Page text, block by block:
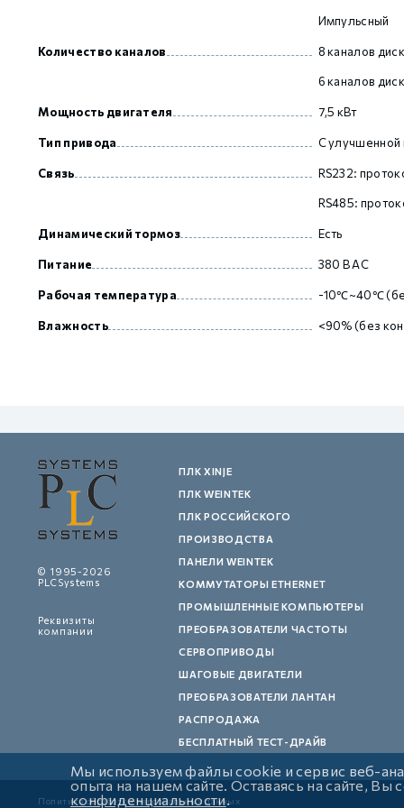
Импульсный
Количество каналов 8 каналов
6 каналов
Мощность двигателя 7,5 кВт
Тип привода С улучшенной
Связь RS232:
RS485:
Динамический тормоз Есть
Питание 380 В AC
Рабочая температура -10℃~40℃
Влажность <90% (без
© 1995-2026
PLCSystems
Реквизиты
компании
ПЛК XINJE
ПЛК WEINTEK
ПЛК РОССИЙСКОГО
ПРОИЗВОДСТВА
ПАНЕЛИ WEINTEK
КОММУТАТОРЫ ETHERNET
ПРОМЫШЛЕННЫЕ КОМПЬЮТЕРЫ
ПРЕОБРАЗОВАТЕЛИ ЧАСТОТЫ
СЕРВОПРИВОДЫ
ШАГОВЫЕ ДВИГАТЕЛИ
ПРЕОБРАЗОВАТЕЛИ ЛАНТАН
РАСПРОДАЖА
БЕСПЛАТНЫЙ ТЕСТ-ДРАЙВ
Политика обработки персональных данных
GCAN
Мы используем файлы cookie и сервис веб-
опыта на нашем сайте. Оставаясь на сайте, Вы
конфиденциальности.